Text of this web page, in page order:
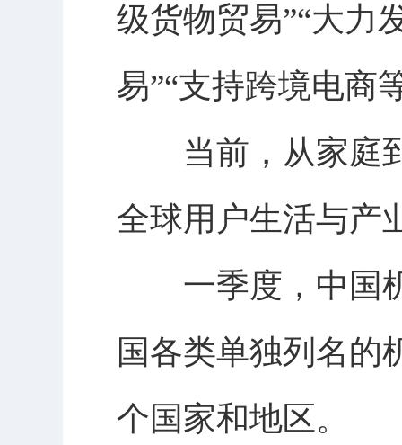
级货物贸易”“大力
易”“支持跨境电商
当前，从家庭到
全球用户生活与产
一季度，中国机
国各类单独列名的
个国家和地区。